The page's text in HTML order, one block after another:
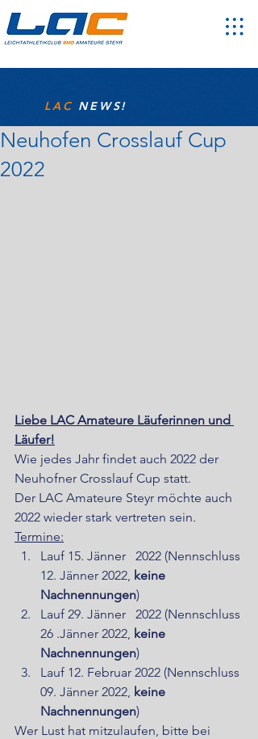
LAC NEWS!
Neuhofen Crosslauf Cup
2022
Liebe LAC Amateure Läuferinnen und
Läufer!
Wie jedes Jahr findet auch 2022 der
Neuhofner Crosslauf Cup statt.
Der LAC Amateure Steyr möchte auch
2022 wieder stark vertreten sein.
Termine:
Lauf 15. Jänner   2022 (Nennschluss
12. Jänner 2022, keine
Nachnennungen)
Lauf 29. Jänner   2022 (Nennschluss
26 .Jänner 2022, keine
Nachnennungen)
Lauf 12. Februar 2022 (Nennschluss
09. Jänner 2022, keine
Nachnennungen)
Wer Lust hat mitzulaufen, bitte bei